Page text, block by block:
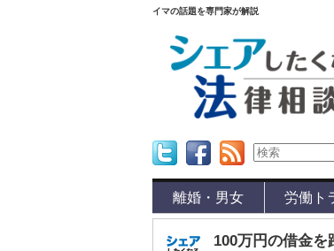
イマの話題を専門家が解説
離婚・男女 労働ト
100万円の借金